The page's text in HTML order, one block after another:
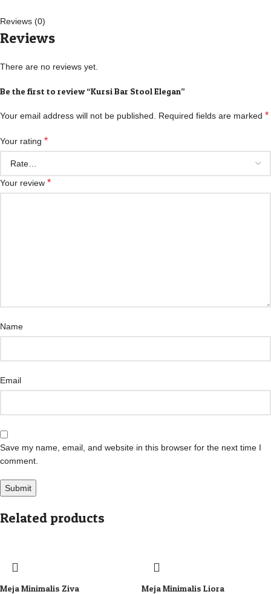
Reviews (0)
Reviews
There are no reviews yet.
Be the first to review “Kursi Bar Stool Elegan”
Your email address will not be published. Required fields are marked *
Your rating *
Your review *
Name
Email
Save my name, email, and website in this browser for the next time I
comment.
Related products
Meja Minimalis Ziva Meja Minimalis Liora